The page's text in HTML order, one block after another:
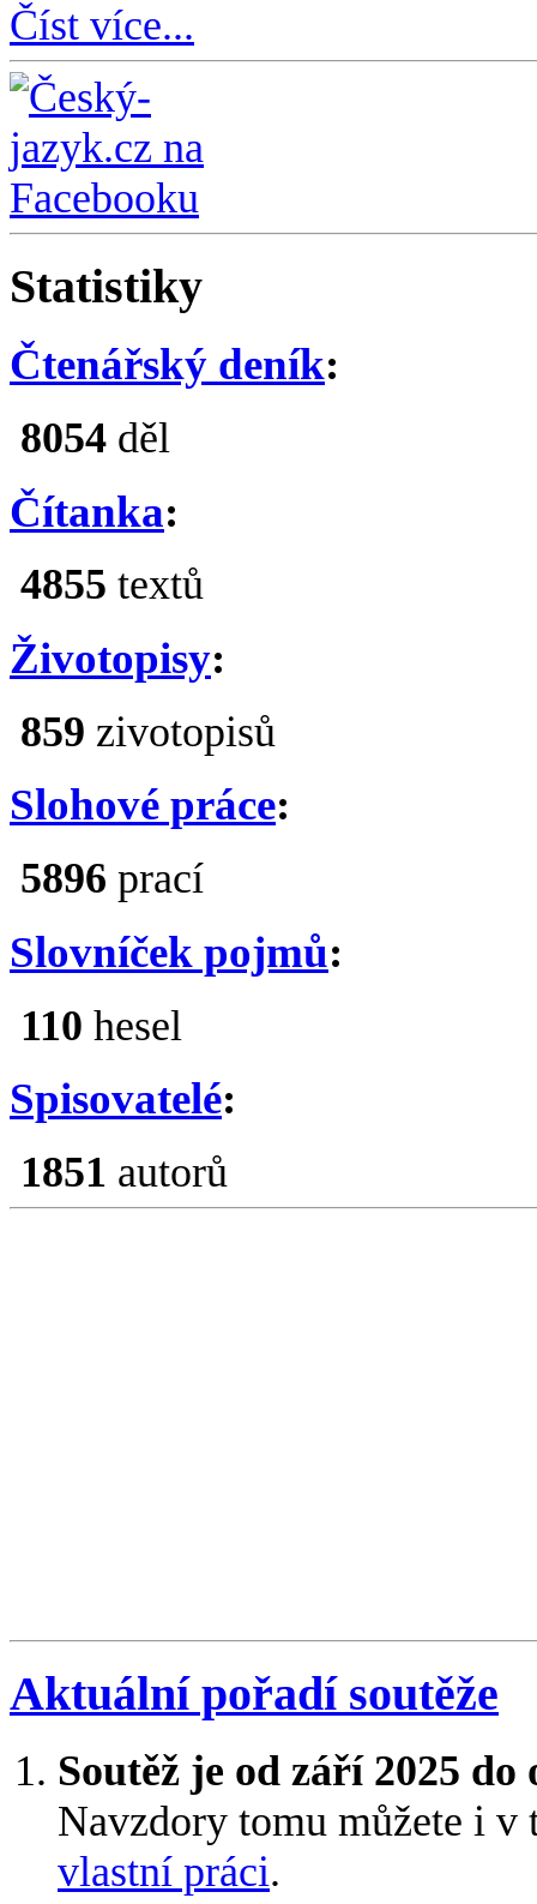
Číst více...
Statistiky
Čtenářský deník:
8054 děl
Čítanka:
4855 textů
Životopisy:
859 zivotopisů
Slohové práce:
5896 prací
Slovníček pojmů:
110 hesel
Spisovatelé:
1851 autorů
Aktuální pořadí soutěže
Soutěž je od září 2025
Navzdory tomu můžete i v
vlastní práci.